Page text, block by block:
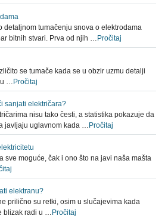
detaljnom tumačenju snova o elektrodama
bitnih stvari. Prva od njih …Pročitaj
se tumače kada se u obzir uzmu detalji
u …Pročitaj
sanjati električara?
nisu tako česti, a statistika pokazuje da
javljaju uglavnom kada …Pročitaj
sve moguće, čak i ono što na javi naša mašta
elektranu?
prilično su retki, osim u slučajevima kada
blizak radi u …Pročitaj